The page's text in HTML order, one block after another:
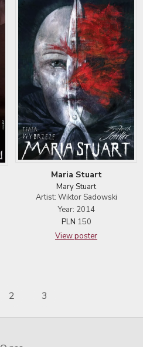
Maria Stuart
Mary Stuart
Artist: Wiktor Sadowski
Year: 2014
PLN 150
View poster
2 3